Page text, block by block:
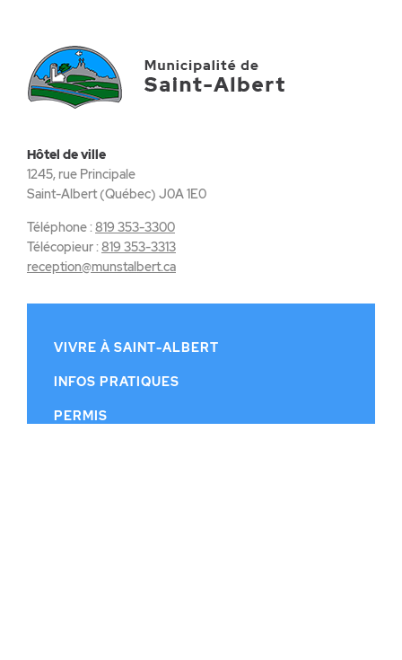
Hôtel de ville
1245, rue Principale
Saint-Albert (Québec) J0A 1E0
Téléphone :819 353-3300
Télécopieur :819 353-3313
reception@munstalbert.ca
VIVRE À SAINT-ALBERT
INFOS PRATIQUES
PERMIS